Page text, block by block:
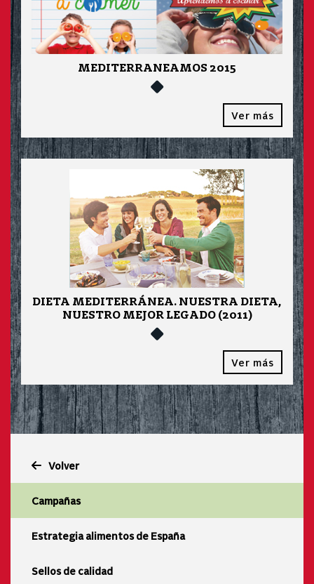
MEDITERRANEAMOS 2015
Ver más
DIETA MEDITERRÁNEA. NUESTRA DIETA,
NUESTRO MEJOR LEGADO (2011)
Ver más
Volver
Campañas
Estrategia alimentos de España
Sellos de calidad